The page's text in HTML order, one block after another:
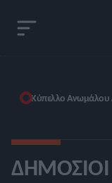
Κύπελλο Ανωμάλου